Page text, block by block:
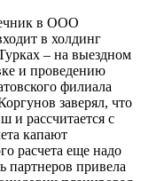
в ООО
в холдинг
– на выездном
и проведению
филиала
заверял, что
и рассчитается с
капают
расчета еще надо
партнеров привела